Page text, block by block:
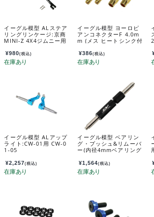
イーグル模型 ALステア
リングリンケージ:京商
MINI-Z 4X4ジムニー用
¥980(税込)
イーグル模型 ヨーロピ
アンコネクターF 4.0m
m (メス ヒートシンク付
¥386(税込)
イーグル模型 ALアップ
ライト:CW-01用 CW-0
1-05
¥2,257(税込)
イーグル模型 ベアリン
グ・プッシュ&リムーバ
ー(内径4mmベアリング
¥1,564(税込)